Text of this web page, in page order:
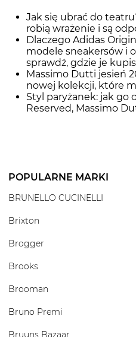
Jak się ubrać do
robią wrażenie i są
Dlaczego Adidas
modele sneakersów i
sprawdź, gdzie je
Massimo Dutti jesień
nowej kolekcji, które
Styl paryżanek: jak go
Reserved, Massimo
POPULARNE MARKI
BRUNELLO CUCINELLI
Brixton
Brogger
Brooks
Brooman
Bruno Premi
Bruuns Bazaar